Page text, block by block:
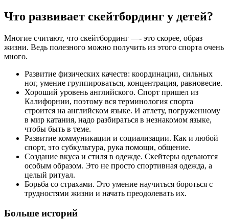
Что развивает скейтбординг у детей?
Многие считают, что скейтбординг —- это скорее, образ
жизни. Ведь полезного можно получить из этого спорта очень
много.
Развитие физических качеств: координации, сильных
ног, умение группироваться, концентрация, равновесие.
Хороший уровень английского. Спорт пришел из
Калифорнии, поэтому вся терминология спорта
строится на английском языке. И атлету, погруженному
в мир катания, надо разбираться в незнакомом языке,
чтобы быть в теме.
Развитие коммуникации и социализации. Как и любой
спорт, это субкультура, рука помощи, общение.
Создание вкуса и стиля в одежде. Скейтеры одеваются
особым образом. Это не просто спортивная одежда, а
целый ритуал.
Борьба со страхами. Это умение научиться бороться с
трудностями жизни и начать преодолевать их.
Больше историй